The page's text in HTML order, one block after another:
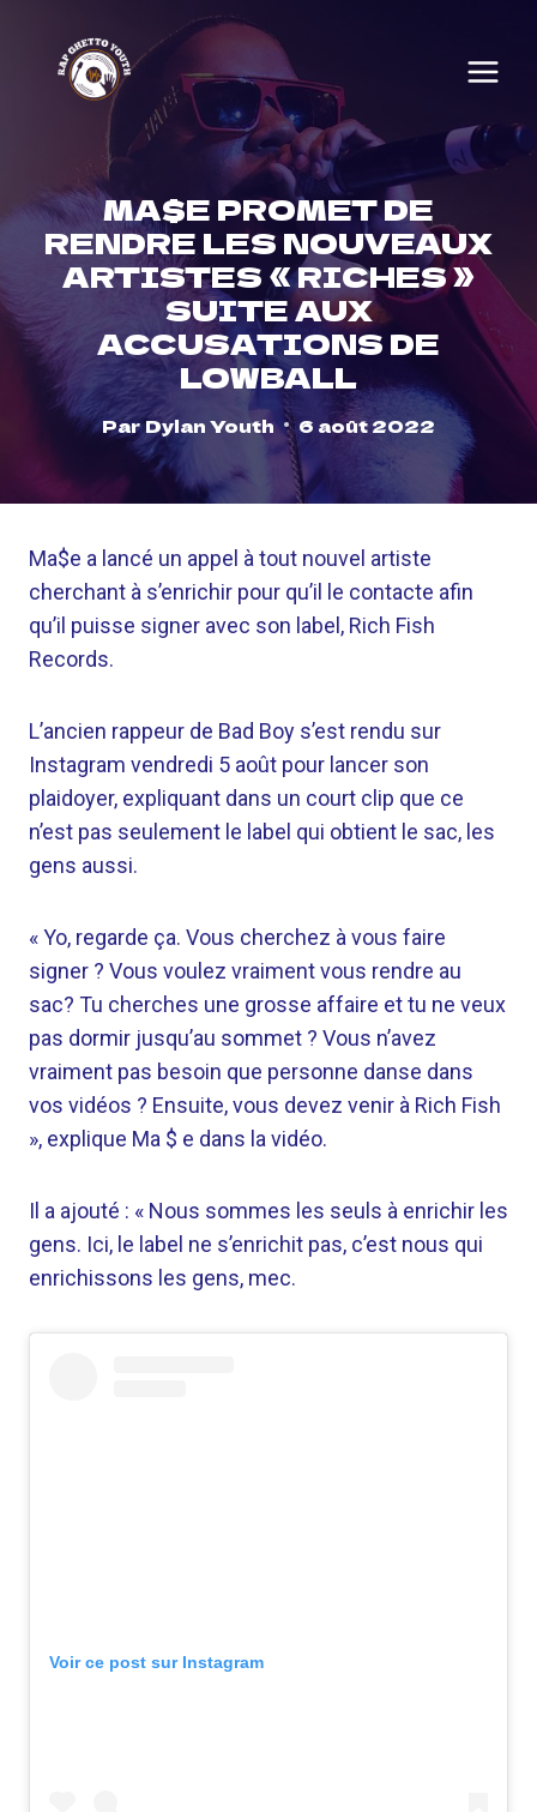
content
MA$E PROMET DE
RENDRE LES NOUVEAUX
ARTISTES « RICHES »
SUITE AUX
ACCUSATIONS DE
LOWBALL
ParDylan Youth 6 août 2022
Ma$e a lancé un appel à tout nouvel artiste
cherchant à s’enrichir pour qu’il le contacte afin
qu’il puisse signer avec son label, Rich Fish
Records.
L’ancien rappeur de Bad Boy s’est rendu sur
Instagram vendredi 5 août pour lancer son
plaidoyer, expliquant dans un court clip que ce
n’est pas seulement le label qui obtient le sac, les
gens aussi.
« Yo, regarde ça. Vous cherchez à vous faire
signer ? Vous voulez vraiment vous rendre au
sac? Tu cherches une grosse affaire et tu ne veux
pas dormir jusqu’au sommet ? Vous n’avez
vraiment pas besoin que personne danse dans
vos vidéos ? Ensuite, vous devez venir à Rich Fish
», explique Ma $ e dans la vidéo.
Il a ajouté : « Nous sommes les seuls à enrichir les
gens. Ici, le label ne s’enrichit pas, c’est nous qui
enrichissons les gens, mec.
Voir ce post sur Instagram